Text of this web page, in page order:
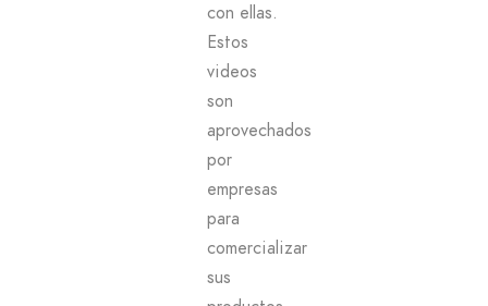
con ellas.
Estos
videos
son
aprovechados
por
empresas
para
comercializar
sus